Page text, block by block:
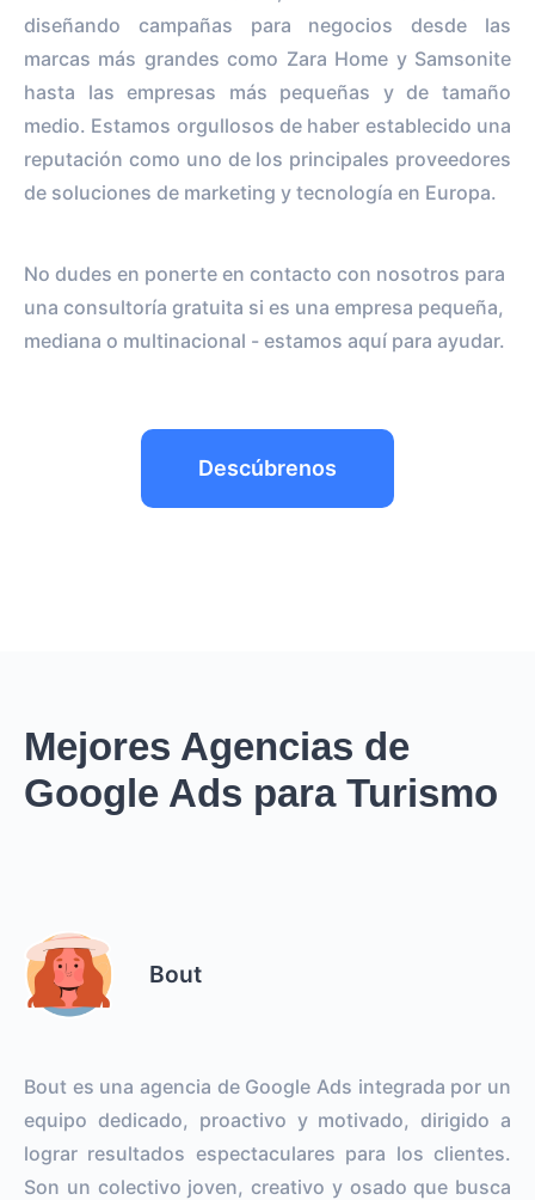
diseñando campañas para negocios desde las
marcas más grandes como Zara Home y Samsonite
hasta las empresas más pequeñas y de tamaño
medio. Estamos orgullosos de haber establecido una
reputación como uno de los principales proveedores
de soluciones de marketing y tecnología en Europa.
No dudes en ponerte en contacto con nosotros para
una consultoría gratuita si es una empresa pequeña,
mediana o multinacional - estamos aquí para ayudar.
Descúbrenos
Mejores Agencias de
Google Ads para Turismo
Bout
Bout es una agencia de Google Ads integrada por un
equipo dedicado, proactivo y motivado, dirigido a
lograr resultados espectaculares para los clientes.
Son un colectivo joven, creativo y osado que busca